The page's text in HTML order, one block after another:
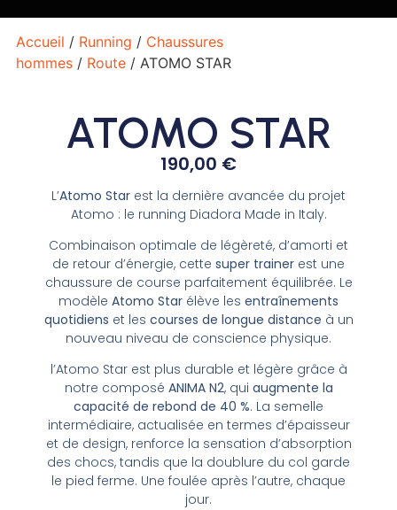
Accueil / Running / Chaussures
hommes/ Route/ ATOMO STAR
ATOMO STAR
190,00 €
L’Atomo Star est la dernière avancée du projet
Atomo : le running Diadora Made in Italy.
Combinaison optimale de légèreté, d’amorti et
de retour d’énergie, cette super trainer est une
chaussure de course parfaitement équilibrée. Le
modèle Atomo Star élève les entraînements
quotidiens et les courses de longue distance à un
nouveau niveau de conscience physique.
l’Atomo Star est plus durable et légère grâce à
notre composé ANIMA N2, qui augmente la
capacité de rebond de 40 %. La semelle
intermédiaire, actualisée en termes d’épaisseur
et de design, renforce la sensation d’absorption
des chocs, tandis que la doublure du col garde
le pied ferme. Une foulée après l’autre, chaque
jour.